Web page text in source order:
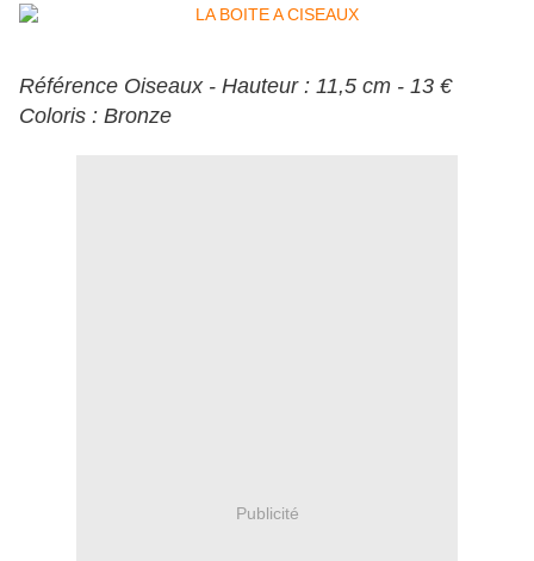
Référence Oiseaux - Hauteur : 11,5 cm - 13 €
Coloris : Bronze
Publicité